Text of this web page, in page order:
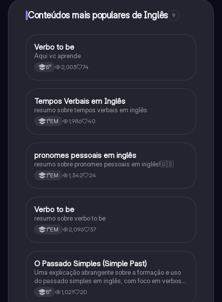
Conteúdos mais populares de Inglês 9
Inglês
Verbo to be
Aqui vc aprende
8° 2,003 74
Inglês
Tempos Verbais em Inglês
resumo sobre tempos verbais em inglês
1°EM 1,986 40
Inglês
pronomes pessoais em inglês
resumo sobre pronomes pessoais em inglês!🇺🇸
1°EM 1,342 24
Inglês
Verbo to be
resumo sobre verbo to be
1°EM 2,096 37
Inglês
O Passado Simples (Simple Past)
Uma explicação abrangente sobre a formação e uso
do passado simples em inglês, com foco em verbos
regulares e irregulares, frases negativas e
interrogativas.
8° 1,021 20